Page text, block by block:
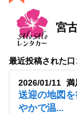
宮
最近投稿された口
2026/01/11 満
送迎の地図
やかで温...